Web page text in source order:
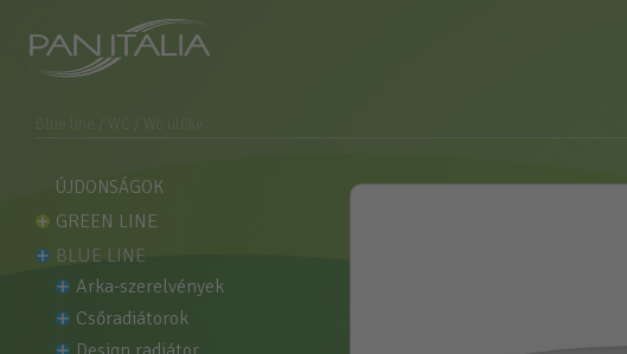
ÚJDONSÁGOK
GREEN LINE
BLUE LINE
arka-szerelvények
csőradiátorok